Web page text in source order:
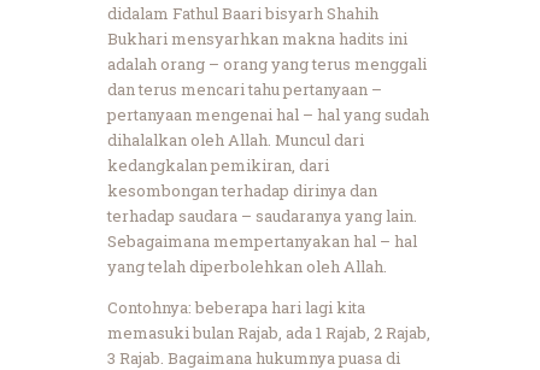
didalam Fathul Baari bisyarh Shahih
Bukhari mensyarhkan makna hadits ini
adalah orang – orang yang terus menggali
dan terus mencari tahu pertanyaan –
pertanyaan mengenai hal – hal yang sudah
dihalalkan oleh Allah. Muncul dari
kedangkalan pemikiran, dari
kesombongan terhadap dirinya dan
terhadap saudara – saudaranya yang lain.
Sebagaimana mempertanyakan hal – hal
yang telah diperbolehkan oleh Allah.
Contohnya: beberapa hari lagi kita
memasuki bulan Rajab, ada 1 Rajab, 2 Rajab,
3 Rajab. Bagaimana hukumnya puasa di